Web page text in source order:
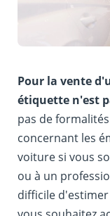
Pour la vente
étiquette n'est
pas de
concernant les
voiture si vous
ou à un
difficile d'estimer